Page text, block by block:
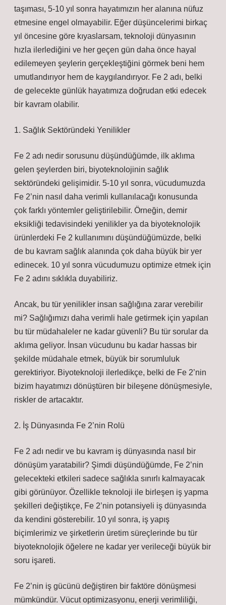
taşıması, 5-10 yıl sonra hayatımızın her alanına nüfuz
etmesine engel olmayabilir. Eğer düşüncelerimi birkaç
yıl öncesine göre kıyaslarsam, teknoloji dünyasının
hızla ilerlediğini ve her geçen gün daha önce hayal
edilemeyen şeylerin gerçekleştiğini görmek beni hem
umutlandırıyor hem de kaygılandırıyor. Fe 2 adı, belki
de gelecekte günlük hayatımıza doğrudan etki edecek
bir kavram olabilir.
1. Sağlık Sektöründeki Yenilikler
Fe 2 adı nedir sorusunu düşündüğümde, ilk aklıma
gelen şeylerden biri, biyoteknolojinin sağlık
sektöründeki gelişimidir. 5-10 yıl sonra, vücudumuzda
Fe 2’nin nasıl daha verimli kullanılacağı konusunda
çok farklı yöntemler geliştirilebilir. Örneğin, demir
eksikliği tedavisindeki yenilikler ya da biyoteknolojik
ürünlerdeki Fe 2 kullanımını düşündüğümüzde, belki
de bu kavram sağlık alanında çok daha büyük bir yer
edinecek. 10 yıl sonra vücudumuzu optimize etmek için
Fe 2 adını sıklıkla duyabiliriz.
Ancak, bu tür yenilikler insan sağlığına zarar verebilir
mi? Sağlığımızı daha verimli hale getirmek için yapılan
bu tür müdahaleler ne kadar güvenli? Bu tür sorular da
aklıma geliyor. İnsan vücudunu bu kadar hassas bir
şekilde müdahale etmek, büyük bir sorumluluk
gerektiriyor. Biyoteknoloji ilerledikçe, belki de Fe 2’nin
bizim hayatımızı dönüştüren bir bileşene dönüşmesiyle,
riskler de artacaktır.
2. İş Dünyasında Fe 2’nin Rolü
Fe 2 adı nedir ve bu kavram iş dünyasında nasıl bir
dönüşüm yaratabilir? Şimdi düşündüğümde, Fe 2’nin
gelecekteki etkileri sadece sağlıkla sınırlı kalmayacak
gibi görünüyor. Özellikle teknoloji ile birleşen iş yapma
şekilleri değiştikçe, Fe 2’nin potansiyeli iş dünyasında
da kendini gösterebilir. 10 yıl sonra, iş yapış
biçimlerimiz ve şirketlerin üretim süreçlerinde bu tür
biyoteknolojik öğelere ne kadar yer verileceği büyük bir
soru işareti.
Fe 2’nin iş gücünü değiştiren bir faktöre dönüşmesi
mümkündür. Vücut optimizasyonu, enerji verimliliği,